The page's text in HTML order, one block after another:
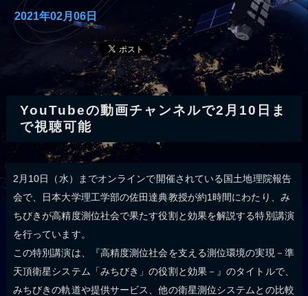
2021年02月06日
YouTubeの動画チャンネルで2月10日ま
で視聴可能
2月10日（水）までオンラインで開催されている国土地理院報告
会で、日本大学理工学部の佐田達典教授が約1時間にわたり、み
ちびきが高精度測位社会で果たす役割と効果を解説する特別講演
を行っています。
この特別講演は、『高精度測位社会を支える測位環境の実現－準
天頂衛星システム「みちびき」の役割と効果－』のタイトルで、
みちびきの軌道や提供サービス、他の衛星測位システムとの比較